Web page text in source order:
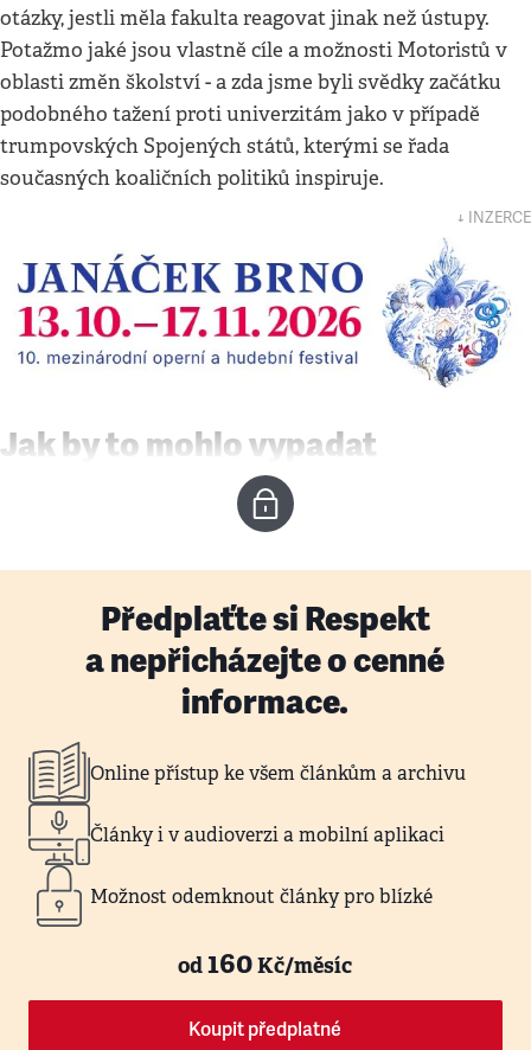
otázky, jestli měla fakulta reagovat jinak než ústupy.
Potažmo jaké jsou vlastně cíle a možnosti Motoristů v
oblasti změn školství - a zda jsme byli svědky začátku
podobného tažení proti univerzitám jako v případě
trumpovských Spojených států, kterými se řada
současných koaličních politiků inspiruje.
↓ INZERCE
Jak by to mohlo vypadat
Předplaťte si Respekt
a nepřicházejte o cenné
informace.
Online přístup ke všem článkům a archivu
Články i v audioverzi a mobilní aplikaci
Možnost odemknout články pro blízké
od160Kč/měsíc
Koupit předplatné